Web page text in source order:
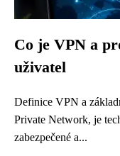
Co je VPN a
uživatel
Definice VPN a
Private Network, je
zabezpečené a...